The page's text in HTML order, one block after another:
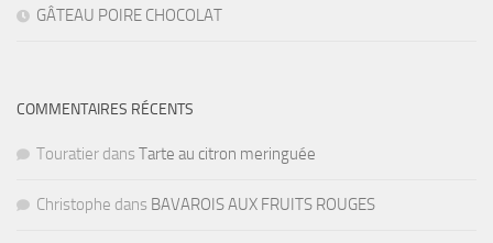
GÂTEAU POIRE CHOCOLAT
COMMENTAIRES RÉCENTS
Touratier dans Tarte au citron meringuée
Christophe dans BAVAROIS AUX FRUITS ROUGES